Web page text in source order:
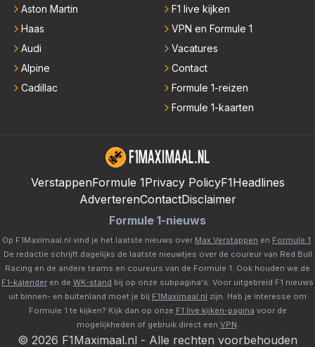
Aston Martin
Haas
Audi
Alpine
Cadillac
F1 live kijken
VPN en Formule 1
Vacatures
Contact
Formule 1-reizen
Formule 1-kaarten
VerstappenFormule 1Privacy PolicyF1Headlines
AdverterenContactDisclaimer
Formule 1-nieuws
Op F1Maximaal.nl vind je het laatste nieuws over Max Verstappen en Formule 1
De redactie schrijft dagelijks de laatste nieuwtjes over de coureur van Red Bull
Racing en de andere teams en coureurs van de Formule 1. Ook houden we de
F1-kalender en de WK-stand bij op onze subpagina's. Voor uitgebreid F1 nieuws
uit binnen- en buitenland moet je bij F1Maximaal.nl zijn. Heb je interesse om
Formule 1 te kijken? Kijk dan op onze F1 live kijken-pagina voor de
mogelijkheden of gebruik direct een VPN
© 2026 F1Maximaal.nl - Alle rechten voorbehouden